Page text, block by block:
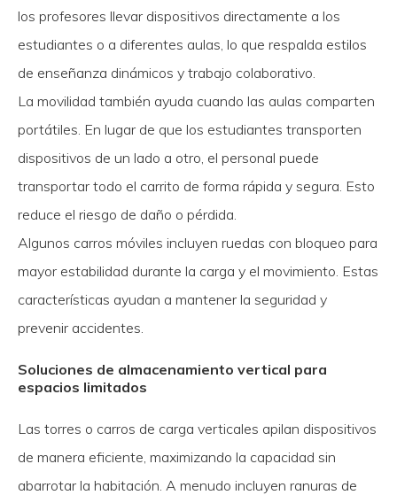
los profesores llevar dispositivos directamente a los
estudiantes o a diferentes aulas, lo que respalda estilos
de enseñanza dinámicos y trabajo colaborativo.
La movilidad también ayuda cuando las aulas comparten
portátiles. En lugar de que los estudiantes transporten
dispositivos de un lado a otro, el personal puede
transportar todo el carrito de forma rápida y segura. Esto
reduce el riesgo de daño o pérdida.
Algunos carros móviles incluyen ruedas con bloqueo para
mayor estabilidad durante la carga y el movimiento. Estas
características ayudan a mantener la seguridad y
prevenir accidentes.
Soluciones de almacenamiento vertical para
espacios limitados
Las torres o carros de carga verticales apilan dispositivos
de manera eficiente, maximizando la capacidad sin
abarrotar la habitación. A menudo incluyen ranuras de